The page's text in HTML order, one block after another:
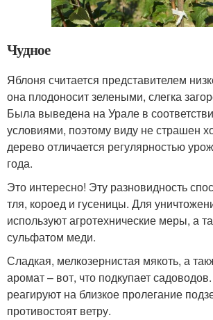
Чудное
Яблоня считается представителем
она плодоносит зелеными, слегка
Была выведена на Урале в
условиями, поэтому виду не страшен
дерево отличается регулярностью
года.
Это интересно! Эту разновидность
тля, короед и гусеницы. Для
используют агротехнические меры, а
сульфатом меди.
Сладкая, мелкозернистая мякоть, а
аромат – вот, что подкупает
реагируют на близкое пролегание
противостоят ветру.